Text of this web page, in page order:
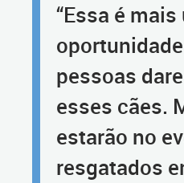
“Essa é mais
pessoas
esses cães.
estarão no
resgatados